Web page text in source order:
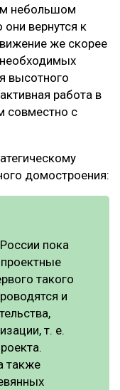
небольшом
вернутся к
же скорее
необходимых
высотного
работа в
совместно с
домостроения:
пока
такого
и
т. е.
также